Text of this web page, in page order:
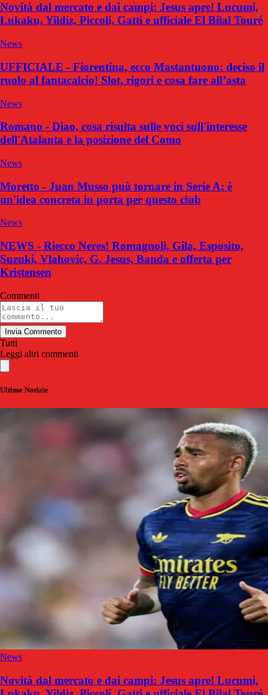
Novità dal mercato e dai campi: Jesus apre! Lucumi,
Lukaku, Yildiz, Piccoli, Gatti e ufficiale El Bilal Touré
News
UFFICIALE - Fiorentina, ecco Mastantuono: deciso il
ruolo al fantacalcio! Slot, rigori e cosa fare all’asta
News
Romano - Diao, cosa risulta sulle voci sull'interesse
dell'Atalanta e la posizione del Como
News
Moretto - Juan Musso può tornare in Serie A: è
un'idea concreta in porta per questo club
News
NEWS - Riecco Neres! Romagnoli, Gila, Esposito,
Suzuki, Vlahovic, G. Jesus, Banda e offerta per
Kristensen
Commenti
Invia Commento
Tutti
Leggi altri commenti
Ultime Notizie
News
Novità dal mercato e dai campi: Jesus apre! Lucumi,